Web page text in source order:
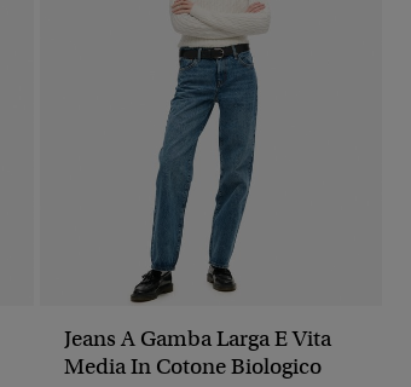
Jeans A Gamba Larga E Vita
Media In Cotone Biologico